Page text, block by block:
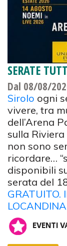
SERATE
Dal 08/08/
Sirolo ogni
vivere, tra
dell’Arena
sulla
non sono
ricordare…
disponibili
serata del
GRATUITO.
LOCANDINA
EVENTI